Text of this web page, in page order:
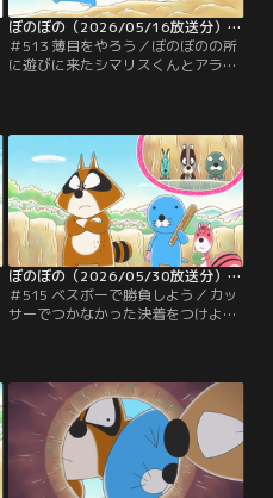
ぼのぼの（2026/05/16放送分）＃513
＃513 薄目をやろう／ぼのぼのの所
に遊びに来たシマリスくんとアライ
いというのだ。試しにやってみると
予想以上に面白く、アライグマくん
は何があっても最後まで薄目でいた
ものが勝者となる、薄目チキンレー
スの開催を宣言する。
ぼのぼの（2026/05/30放送分）＃515
＃515 ベスボーで勝負しよう／カッ
サーでつかなかった決着をつけよう
アライグマくんのチームと対決する
のはショーねえちゃん、ダイねえち
ゃん、石投げ名人のジョボくんのチ
ーム。ピッチャーのシマリスくんは
ショーねえちゃんに気圧され、ヘロ
ヘロな球を投げて…。